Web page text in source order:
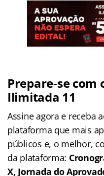
Prepare-se com
Ilimitada 11
Assine agora e receba
plataforma que mais
públicos e, o melhor,
da plataforma:
X, Jornada do